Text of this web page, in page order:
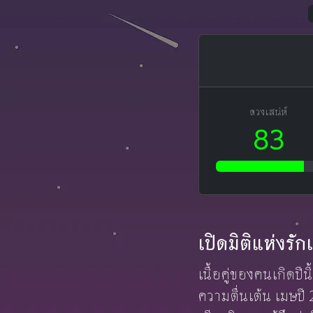
ดวงเสน่ห์
83
เปิดมิติแห่งรั
เนื้อคู่ของคนเกิดปี
ความตื่นเต้น เมษปี